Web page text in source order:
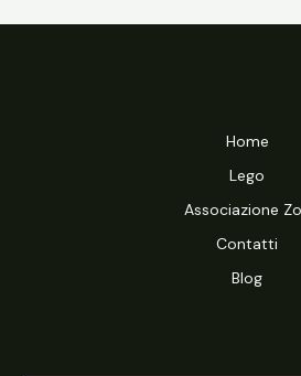
Home
Lego
Associazione
Contatti
Blog